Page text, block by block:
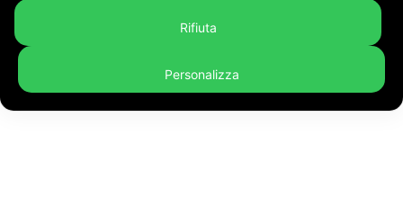
vita l'imprenditore disperso in
mare da ieri a Marcelli
Rifiuta
Personalizza